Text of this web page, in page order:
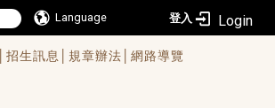
Language 登入
招生訊息│ 規章辦法│ 網路導覽